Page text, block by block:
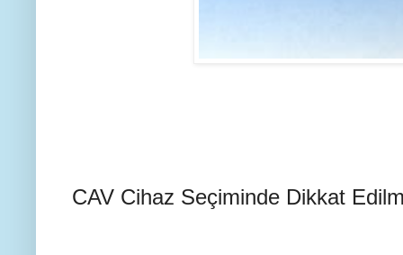
CAV Cihaz Seçiminde Dikkat